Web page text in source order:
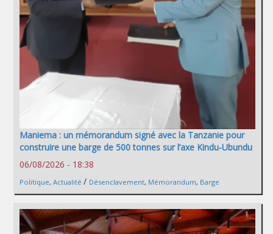
Maniema : un mémorandum signé avec la Tanzanie pour
construire une barge de 500 tonnes sur l’axe Kindu-Ubundu
06/08/2026 - 18:38
Politique, Actualité / Désenclavement, Mémorandum, Barge